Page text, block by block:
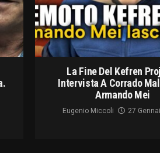
La Fine Del Kefren
Intervista A Corrado
Armando Mei
Eugenio Miccoli 27